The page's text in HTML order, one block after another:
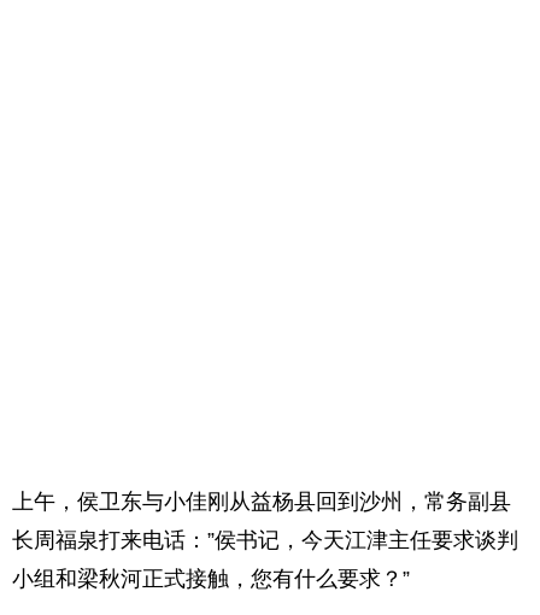
上午，侯卫东与小佳刚从益杨县回到沙州，常务副县
长周福泉打来电话：”侯书记，今天江津主任要求谈判
小组和梁秋河正式接触，您有什么要求？”